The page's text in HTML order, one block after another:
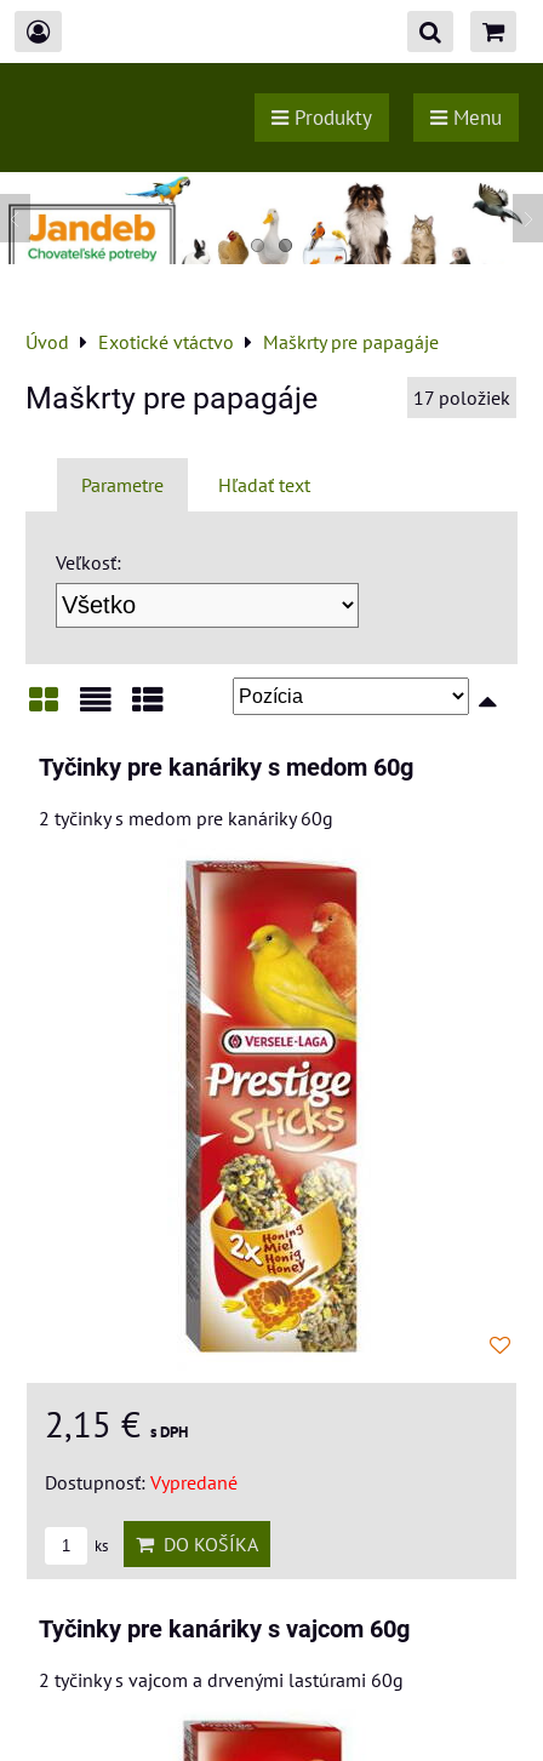
Produkty Menu
Úvod Exotické vtáctvo Maškrty pre papagáje
Maškrty pre papagáje 17 položiek
Parametre Hľadať text
Veľkosť:
Tyčinky pre kanáriky s medom 60g
2 tyčinky s medom pre kanáriky 60g
2,15 € s DPH
Dostupnosť: Vypredané
ks DO KOŠÍKA
Tyčinky pre kanáriky s vajcom 60g
2 tyčinky s vajcom a drvenými lastúrami 60g